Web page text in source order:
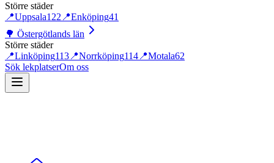
Större städer
📍Uppsala122 📍Enköping41
🌳 Östergötlands län
Större städer
📍Linköping113 📍Norrköping114 📍Motala62
Sök lekplatserOm oss